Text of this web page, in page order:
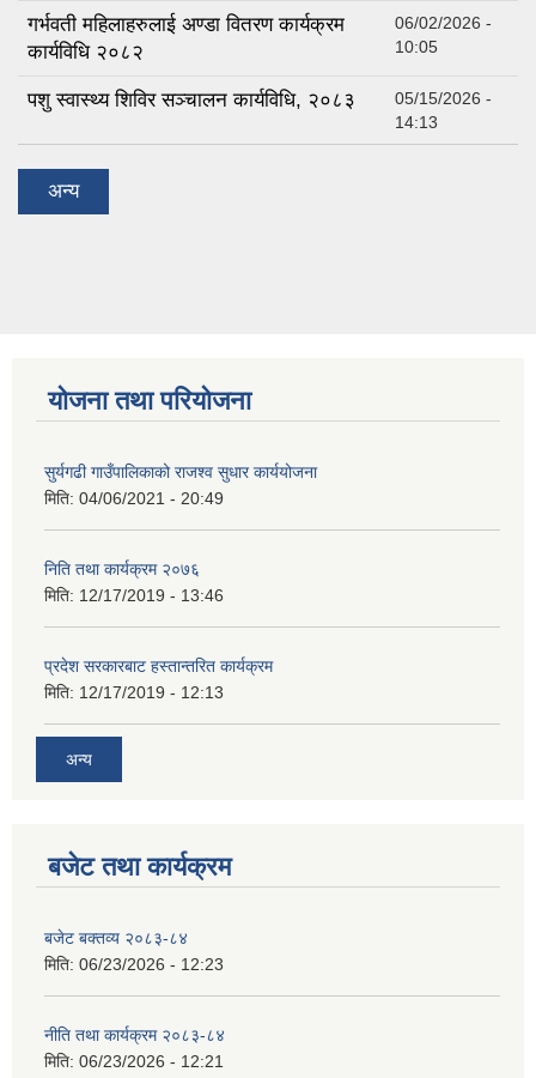
गर्भवती महिलाहरुलाई अण्डा वितरण कार्यक्रम
कार्यविधि २०८२
06/02/2026 -
10:05
पशु स्वास्थ्य शिविर सञ्चालन कार्यविधि, २०८३
05/15/2026 -
14:13
अन्य
योजना तथा परियोजना
सुर्यगढी गाउँपालिकाको राजश्व सुधार कार्ययोजना
मिति: 04/06/2021 - 20:49
निति तथा कार्यक्रम २०७६
मिति: 12/17/2019 - 13:46
प्रदेश सरकारबाट हस्तान्तरित कार्यक्रम
मिति: 12/17/2019 - 12:13
अन्य
बजेट तथा कार्यक्रम
बजेट बक्तव्य २०८३-८४
मिति: 06/23/2026 - 12:23
नीति तथा कार्यक्रम २०८३-८४
मिति: 06/23/2026 - 12:21